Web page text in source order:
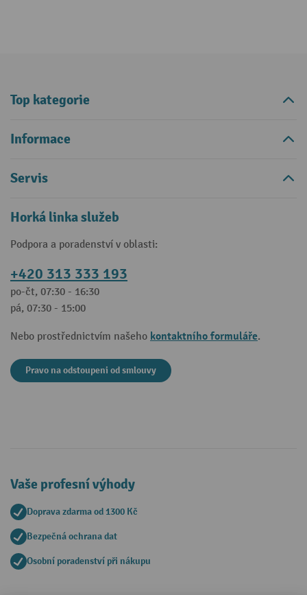
Top kategorie
Informace
Servis
Horká linka služeb
Podpora a poradenství v oblasti:
+420 313 333 193
po-čt, 07:30 - 16:30
pá, 07:30 - 15:00
Nebo prostřednictvím našeho kontaktního formuláře.
Pravo na odstoupeni od smlouvy
Vaše profesní výhody
Doprava zdarma od 1300 Kč
Bezpečná ochrana dat
Osobní poradenství při nákupu